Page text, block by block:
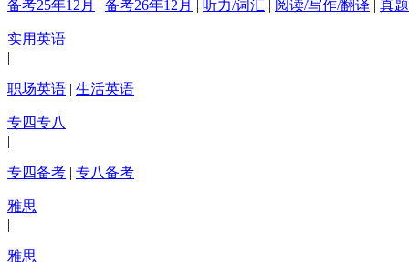
备考25年12月 | 备考26年12月 | 听力/词汇 | 阅读/写作/翻译 | 真
实用英语
|
职场英语 | 生活英语
专四专八
|
专四备考 | 专八备考
雅思
|
雅思